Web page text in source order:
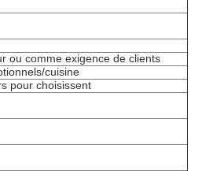
ou comme exigence de clients
cuisine
pour choisissent